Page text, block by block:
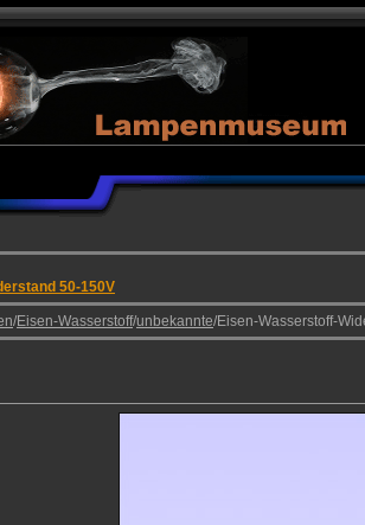
50-150V
/Eisen-Wasserstoff/unbekannte/Eisen-Wasserstoff-